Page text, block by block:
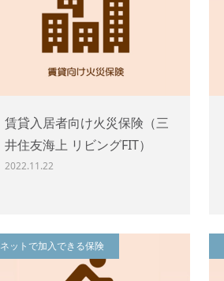
賃貸入居者向け火災保険（三
井住友海上 リビングFIT）
2022.11.22
ネットで加入できる保険